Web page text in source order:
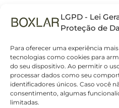
LGPD - Lei
Proteção de
Para oferecer uma experiência
tecnologias como cookies para
do seu dispositivo. Ao permitir o
processar dados como seu
identificadores únicos. Caso você
consentimento, algumas
limitadas.
Linkedin
© 2025 Boxlar | Soluções em
Todos os direitos reservados.